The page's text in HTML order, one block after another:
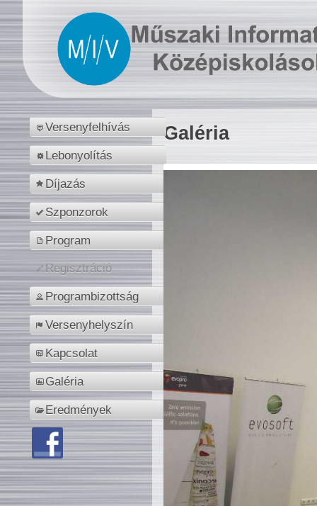
Versenyfelhívás
Lebonyolítás
Díjazás
Szponzorok
Program
Regisztráció
Programbizottság
Versenyhelyszín
Kapcsolat
Galéria
Eredmények
Galéria